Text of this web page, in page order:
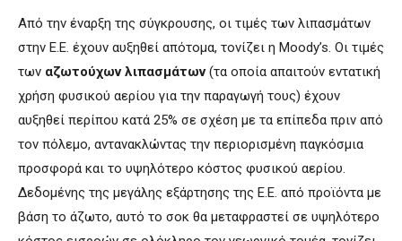
Από την έναρξη της σύγκρουσης, οι τιμές των λιπασμάτων
στην Ε.Ε. έχουν αυξηθεί απότομα, τονίζει η Moody’s. Οι τιμές
των αζωτούχων λιπασμάτων(τα οποία απαιτούν εντατική
χρήση φυσικού αερίου για την παραγωγή τους) έχουν
αυξηθεί περίπου κατά 25% σε σχέση με τα επίπεδα πριν από
τον πόλεμο, αντανακλώντας την περιορισμένη παγκόσμια
προσφορά και το υψηλότερο κόστος φυσικού αερίου.
Δεδομένης της μεγάλης εξάρτησης της Ε.Ε. από προϊόντα με
βάση το άζωτο, αυτό το σοκ θα μεταφραστεί σε υψηλότερο